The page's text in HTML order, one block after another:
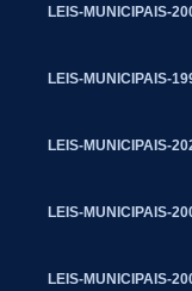
LEIS-MUNICIPAIS-
LEIS-MUNICIPAIS-
LEIS-MUNICIPAIS-
LEIS-MUNICIPAIS-
LEIS-MUNICIPAIS-